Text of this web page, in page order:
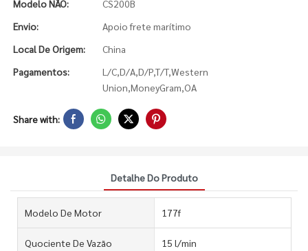
Modelo NÃO:
CS200B
Envio:
Apoio frete marítimo
Local De Origem:
China
Pagamentos:
L/C,D/A,D/P,T/T,Western
Union,MoneyGram,OA
Share with:
Detalhe Do Produto
Modelo De Motor 177f
Quociente De Vazão 15 l/min